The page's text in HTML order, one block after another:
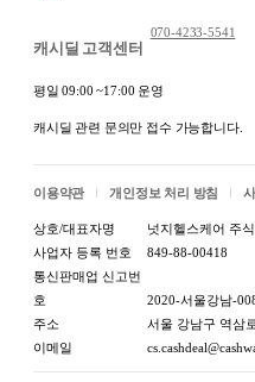
캐시딜 고객센터
070-4233-5541
평일 09:00 ~17:00 운영
캐시딜 관련 문의만 접수 가능합니다.
이용약관 개인정보 처리 방침
상호/대표자명
넛지헬스케어 주
사업자 등록 번호
849-88-00418
통신판매업 신고번
호
2020-서울강남-
주소
서울 강남구 역삼
이메일